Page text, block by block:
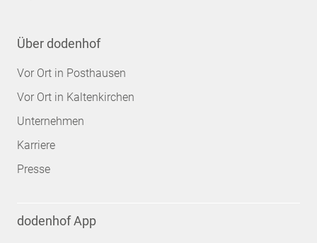
Über dodenhof
Vor Ort in Posthausen
Vor Ort in Kaltenkirchen
Unternehmen
Karriere
Presse
dodenhof App